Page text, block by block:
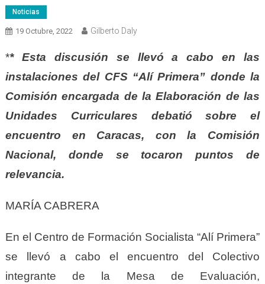
Noticias
19 Octubre, 2022 Gilberto Daly
** Esta discusión se llevó a cabo en las
instalaciones del CFS “Alí Primera” donde la
Comisión encargada de la Elaboración de las
Unidades Curriculares debatió sobre el
encuentro en Caracas, con la Comisión
Nacional, donde se tocaron puntos de
relevancia.
MARÍA CABRERA
En el Centro de Formación Socialista “Alí Primera”
se llevó a cabo el encuentro del Colectivo
integrante de la Mesa de Evaluación,